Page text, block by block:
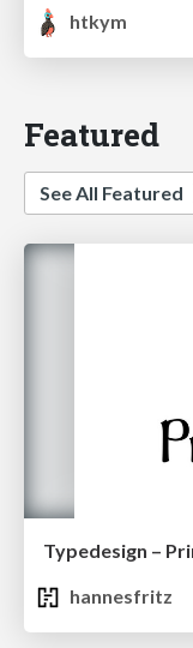
htkym
Featured
See All Featured
Typedesign –
hannesfritz